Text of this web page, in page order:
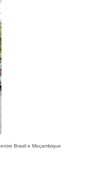
Brasil e Moçambique